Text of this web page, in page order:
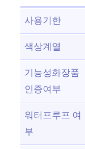
사용기한
색상계열
기능성화장품
인증여부
워터프루프 여
부